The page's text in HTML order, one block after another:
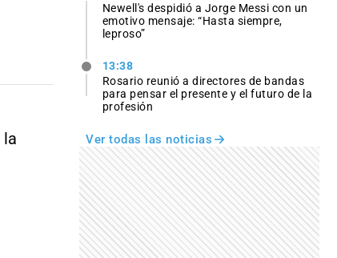
la
Newell's despidió a Jorge Messi con un
emotivo mensaje: “Hasta siempre,
leproso”
13:38
Rosario reunió a directores de bandas
para pensar el presente y el futuro de la
profesión
Ver todas las noticias